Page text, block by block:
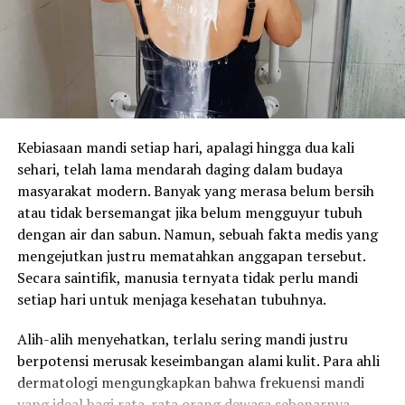
Kebiasaan mandi setiap hari, apalagi hingga dua kali
sehari, telah lama mendarah daging dalam budaya
masyarakat modern. Banyak yang merasa belum bersih
atau tidak bersemangat jika belum mengguyur tubuh
dengan air dan sabun. Namun, sebuah fakta medis yang
mengejutkan justru mematahkan anggapan tersebut.
Secara saintifik, manusia ternyata tidak perlu mandi
setiap hari untuk menjaga kesehatan tubuhnya.
Alih-alih menyehatkan, terlalu sering mandi justru
berpotensi merusak keseimbangan alami kulit. Para ahli
dermatologi mengungkapkan bahwa frekuensi mandi